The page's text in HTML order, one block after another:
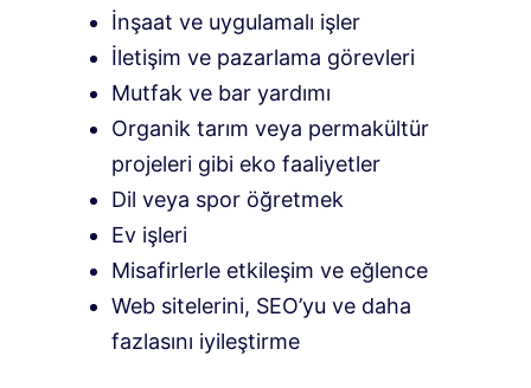
İnşaat ve uygulamalı işler
İletişim ve pazarlama görevleri
Mutfak ve bar yardımı
Organik tarım veya permakültür
projeleri gibi eko faaliyetler
Dil veya spor öğretmek
Ev işleri
Misafirlerle etkileşim ve eğlence
Web sitelerini, SEO’yu ve daha
fazlasını iyileştirme